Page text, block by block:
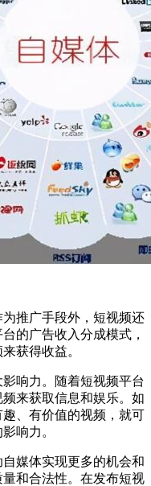
推广手段外，短视频还
的广告收入分成模式，
获得收益。
响力。随着短视频平台
来获取信息和娱乐。如
、有价值的视频，就可
响力。
媒体实现更多的机会和
和合法性。在发布短视